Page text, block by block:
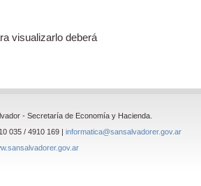
visualizarlo deberá
- Secretaría de Economía y Hacienda.
035 / 4910 169 | informatica@sansalvadorer.gov.ar